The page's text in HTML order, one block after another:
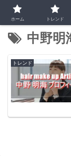
中野明
トレンド
ホーム トレンド